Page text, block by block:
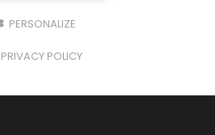
PERSONALIZE
PRIVACY POLICY